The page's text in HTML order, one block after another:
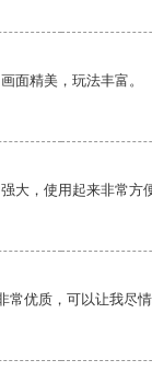
面精美，玩法丰富。
大，使用起来非常方
常优质，可以让我尽情